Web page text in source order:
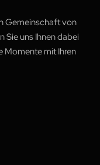
Gemeinschaft von
Sie uns Ihnen dabei
Momente mit Ihren